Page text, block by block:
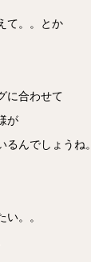
て。。とか
に合わせて
が
んでしょうね。
。。